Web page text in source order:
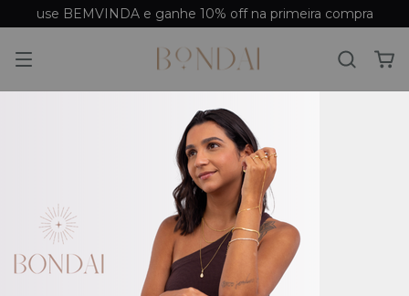
use BEMVINDA e ganhe 10% off na primeira compra
Bondai Acessórios é
Confiável? O Guia Definitivo
Sobre a Marca
A Bondai Acessórios é confiável, segura
e transparente. Nossa empresa, CNPJ